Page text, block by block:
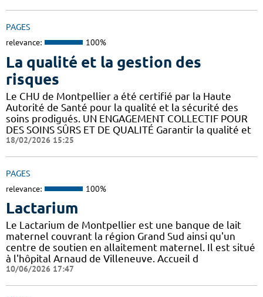
PAGES
relevance: 100%
La qualité et la gestion des
risques
Le CHU de Montpellier a été certifié par la Haute
Autorité de Santé pour la qualité et la sécurité des
soins prodigués. UN ENGAGEMENT COLLECTIF POUR
DES SOINS SÛRS ET DE QUALITÉ Garantir la qualité et
18/02/2026 15:25
PAGES
relevance: 100%
Lactarium
Le Lactarium de Montpellier est une banque de lait
maternel couvrant la région Grand Sud ainsi qu'un
centre de soutien en allaitement maternel. Il est situé
à l'hôpital Arnaud de Villeneuve. Accueil d
10/06/2026 17:47